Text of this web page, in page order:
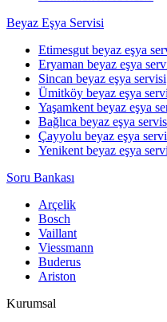
Beyaz Eşya Servisi
Etimesgut beyaz eşya
Eryaman beyaz eşya
Sincan beyaz eşya servisi
Ümitköy beyaz eşya
Yaşamkent beyaz eşya
Bağlıca beyaz eşya
Çayyolu beyaz eşya
Yenikent beyaz eşya
Soru Bankası
Arçelik
Bosch
Vaillant
Viessmann
Buderus
Ariston
Kurumsal